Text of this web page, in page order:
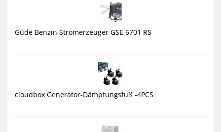
Güde Benzin Stromerzeuger GSE 6701 RS
cloudbox Generator-Dämpfungsfuß -4PCS